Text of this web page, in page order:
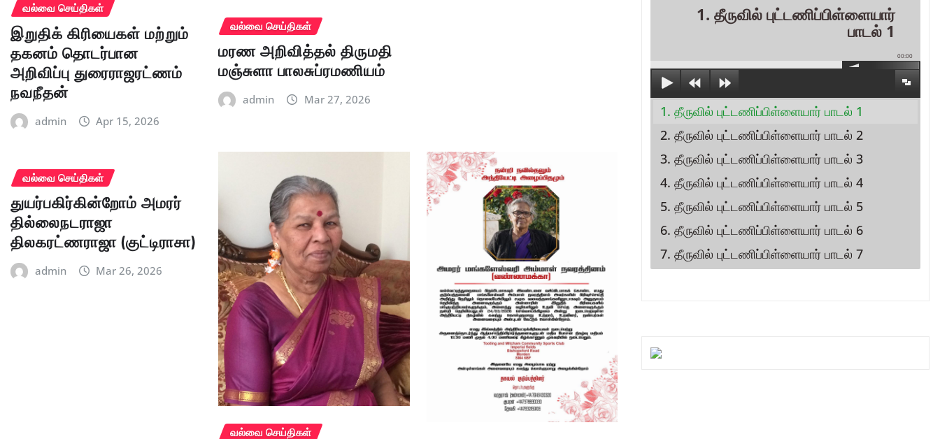
வல்வை செய்திகள்
இறுதிக் கிரியைகள் மற்றும்
தகனம் தொடர்பான
அறிவிப்பு துரைராஜரட்ணம்
நவநீதன்
admin Apr 15, 2026
வல்வை செய்திகள்
மரண அறிவித்தல் திருமதி
மஞ்சுளா பாலசுப்ரமணியம்
admin Mar 27, 2026
வல்வை செய்திகள்
துயர்பகிர்கின்றோம் அமரர்
தில்லைநடராஜா
திலகரட்ணராஜா (குட்டிராசா)
admin Mar 26, 2026
வல்வை செய்திகள்
1. தீருவில் புட்டணிப்பிள்ளையார்
பாடல் 1
00:00
1. தீருவில் புட்டணிப்பிள்ளையார் பாடல் 1
2. தீருவில் புட்டணிப்பிள்ளையார் பாடல் 2
3. தீருவில் புட்டணிப்பிள்ளையார் பாடல் 3
4. தீருவில் புட்டணிப்பிள்ளையார் பாடல் 4
5. தீருவில் புட்டணிப்பிள்ளையார் பாடல் 5
6. தீருவில் புட்டணிப்பிள்ளையார் பாடல் 6
7. தீருவில் புட்டணிப்பிள்ளையார் பாடல் 7